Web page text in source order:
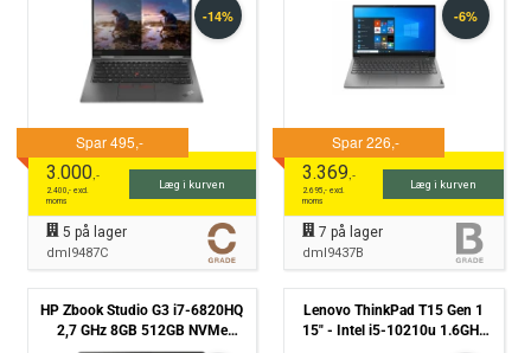
Touchskærm - Grade C
3.000,-
2.400,- excl.
moms
Læg i kurven
5 på lager
dml9487C
- Grade B
3.369,-
2.695,- excl.
moms
Læg i kurven
7 på lager
dml9437B
HP Zbook Studio G3 i7-6820HQ
2,7 GHz 8GB 512GB NVMe
Lenovo ThinkPad T15 Gen 1
15" - Intel i5-10210u 1.6GHz